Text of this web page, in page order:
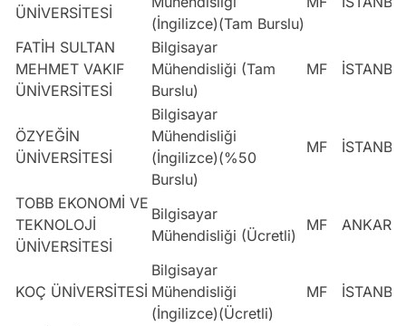
ÜNİVERSİTESİ
(İngilizce)(Tam Burslu)
FATİH SULTAN
MEHMET VAKIF
ÜNİVERSİTESİ
Bilgisayar
Mühendisliği (Tam
Burslu)
MF
ÖZYEĞİN
ÜNİVERSİTESİ
Bilgisayar
Mühendisliği
(İngilizce)(%50
Burslu)
MF
TOBB EKONOMİ VE
TEKNOLOJİ
ÜNİVERSİTESİ
Bilgisayar
Mühendisliği (Ücretli)
MF ANKARA
KOÇ ÜNİVERSİTESİ
Bilgisayar
Mühendisliği
(İngilizce)(Ücretli)
MF